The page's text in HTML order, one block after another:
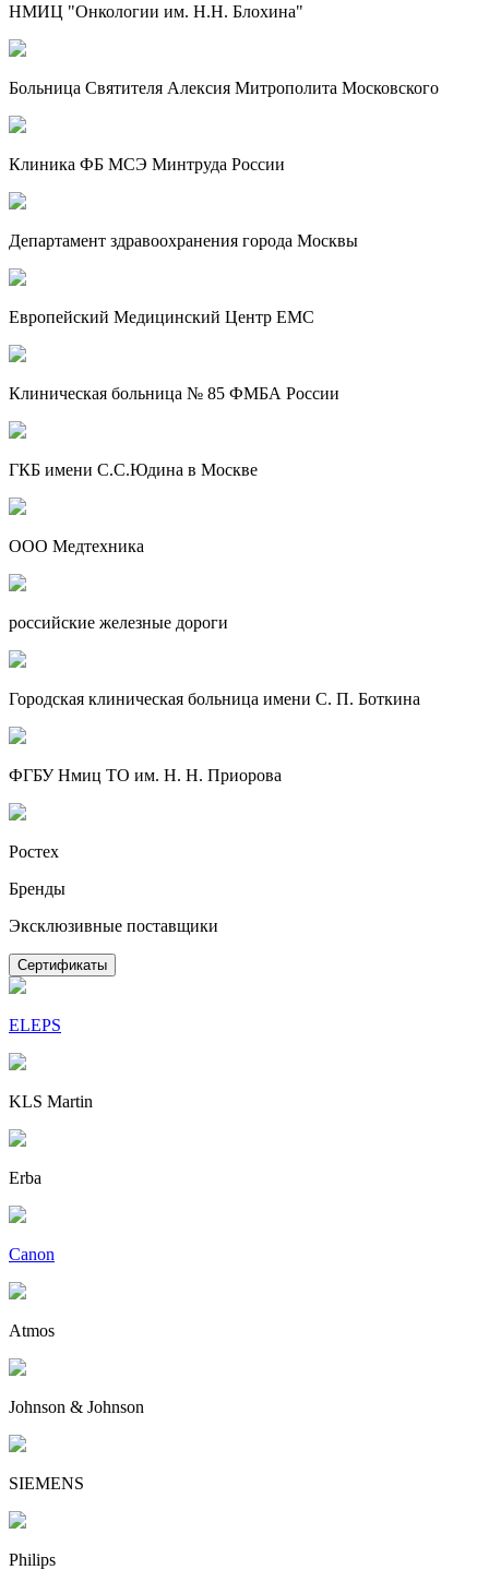
НМИЦ "Онкологии им. Н.Н. Блохина"
Больница Святителя Алексия Митрополита Московского
Клиника ФБ МСЭ Минтруда России
Департамент здравоохранения города Москвы
Европейский Медицинский Центр EMC
Клиническая больница № 85 ФМБА России
ГКБ имени С.С.Юдина в Москве
ООО Медтехника
российские железные дороги
Городская клиническая больница имени С. П. Боткина
ФГБУ Нмиц ТО им. Н. Н. Приорова
Ростех
Бренды
Эксклюзивные поставщики
Сертификаты
ELEPS
KLS Martin
Erba
Canon
Atmos
Johnson & Johnson
SIEMENS
Philips